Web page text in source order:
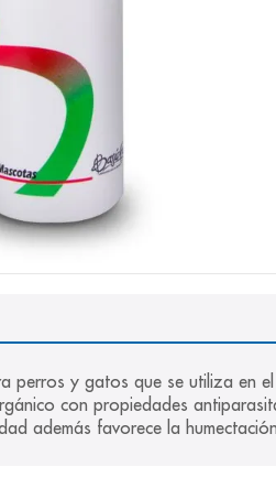
perros y gatos que se utiliza en
con propiedades
además favorece la